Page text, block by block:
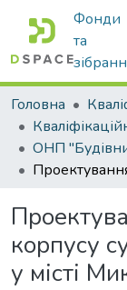
Фонди
та
Головна
корпусу
у місті